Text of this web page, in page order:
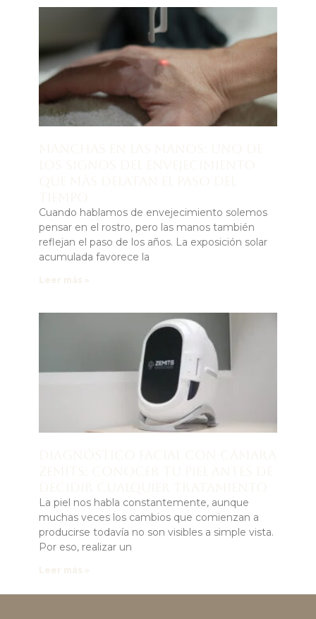
Cuando hablamos de envejecimiento solemos
pensar en el rostro, pero las manos también
reflejan el paso de los años. La exposición solar
acumulada favorece la
La piel nos habla constantemente, aunque
muchas veces los cambios que comienzan a
producirse todavía no son visibles a simple vista.
Por eso, realizar un